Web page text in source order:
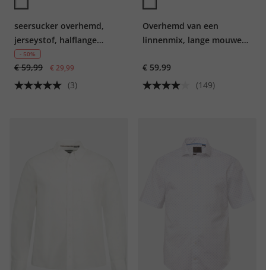
seersucker overhemd,
jerseystof, halflange
mouwen, buttondown-
kraag, modern fit, tot 8XL
- 50%
€ 59,99 € 29,99
(3)
Overhemd van een
linnenmix, lange mouwen,
fit
€ 59,99
(149)